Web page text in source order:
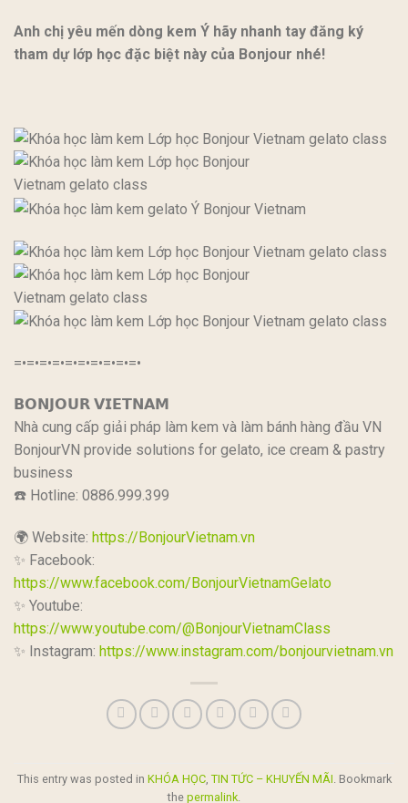
Anh chị yêu mến dòng kem Ý hãy nhanh tay đăng ký
tham dự lớp học đặc biệt này của Bonjour nhé!
=•=•=•=•=•=•=•=•=•=•
𝗕𝗢𝗡𝗝𝗢𝗨𝗥 𝗩𝗜𝗘𝗧𝗡𝗔𝗠
Nhà cung cấp giải pháp làm kem và làm bánh hàng đầu VN
BonjourVN provide solutions for gelato, ice cream & pastry
business
☎️ Hotline: 0886.999.399
🌍 Website: https://BonjourVietnam.vn
✨ Facebook:
https://www.facebook.com/BonjourVietnamGelato
✨ Youtube:
https://www.youtube.com/@BonjourVietnamClass
✨ Instagram: https://www.instagram.com/bonjourvietnam.vn
This entry was posted in KHÓA HỌC, TIN TỨC – KHUYẾN MÃI . Bookmark
the permalink